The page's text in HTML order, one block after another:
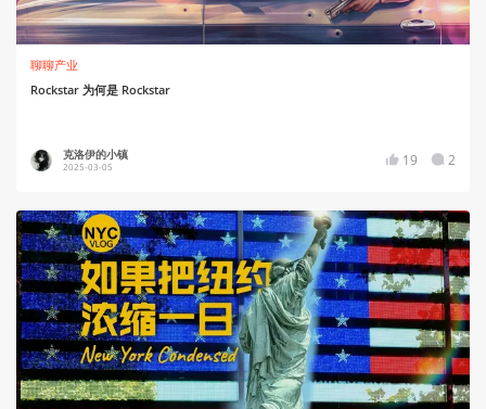
聊聊产业
Rockstar 为何是 Rockstar
克洛伊的小镇
2025-03-05 19 2